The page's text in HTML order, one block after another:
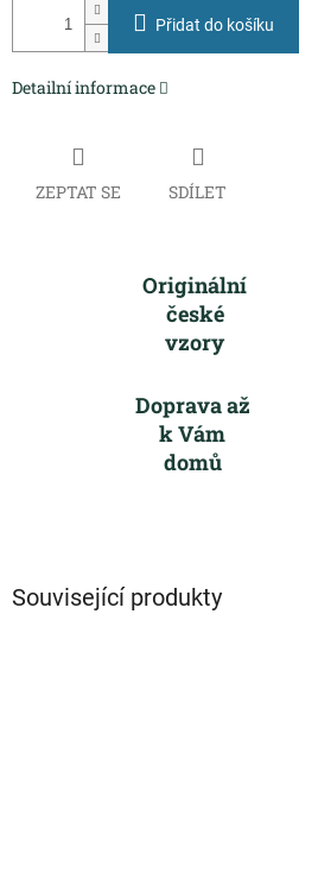
Přidat do košíku
Detailní informace
ZEPTAT SE SDÍLET
Originální
české
vzory
Doprava až
k Vám
domů
Související produkty